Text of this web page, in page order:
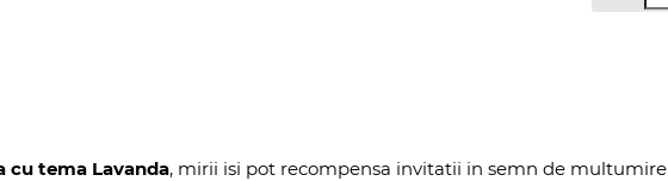
cu tema Lavanda, mirii isi pot recompensa invitatii in semn de